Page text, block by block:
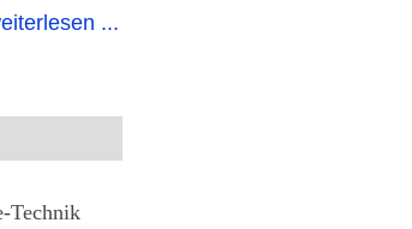
...
Technik